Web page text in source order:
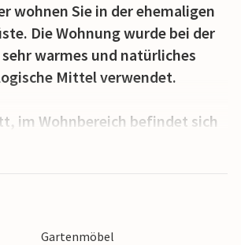
wohnen Sie in der ehemaligen
Die Wohnung wurde bei der
warmes und natürliches
Mittel verwendet.
im Wohnbereich befindet sich
einen Flur von einander
Gartenmöbel